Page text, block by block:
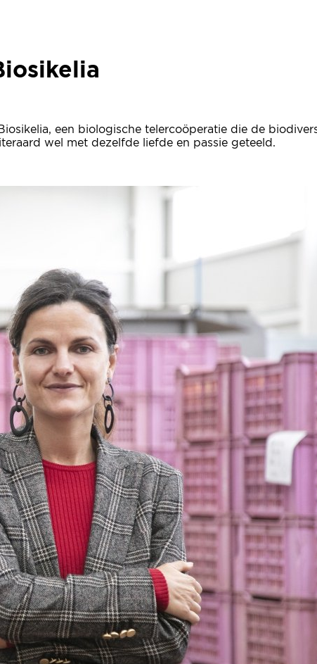
Biosikelia
een biologische telercoöperatie die de
wel met dezelfde liefde en passie geteeld.